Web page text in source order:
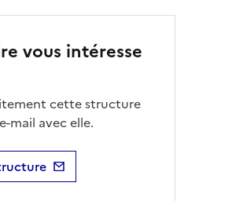
vous intéresse
cette structure
mail avec elle.